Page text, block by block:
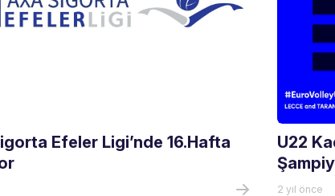
Efeler Ligi’nde 16.Hafta
U22
2 yıl önce